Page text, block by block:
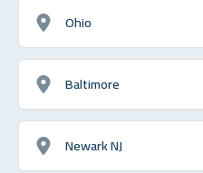
Ohio
Baltimore
Newark NJ